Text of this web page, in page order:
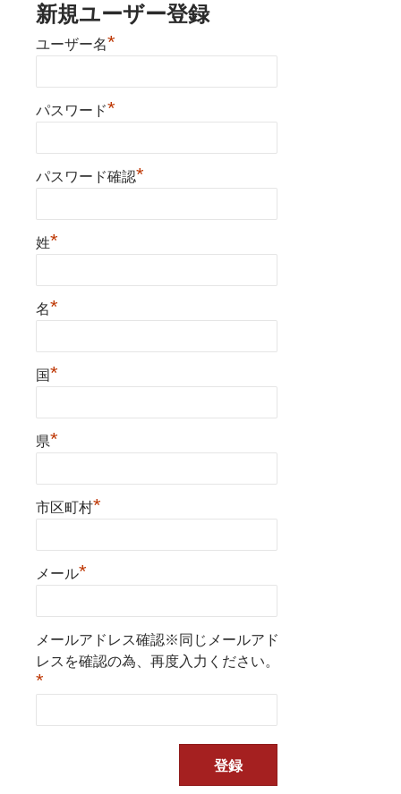
新規ユーザー登録
ユーザー名*
パスワード*
パスワード確認*
姓*
名*
国*
県*
市区町村*
メール*
メールアドレス確認※同じメールアド
レスを確認の為、再度入力ください。
*